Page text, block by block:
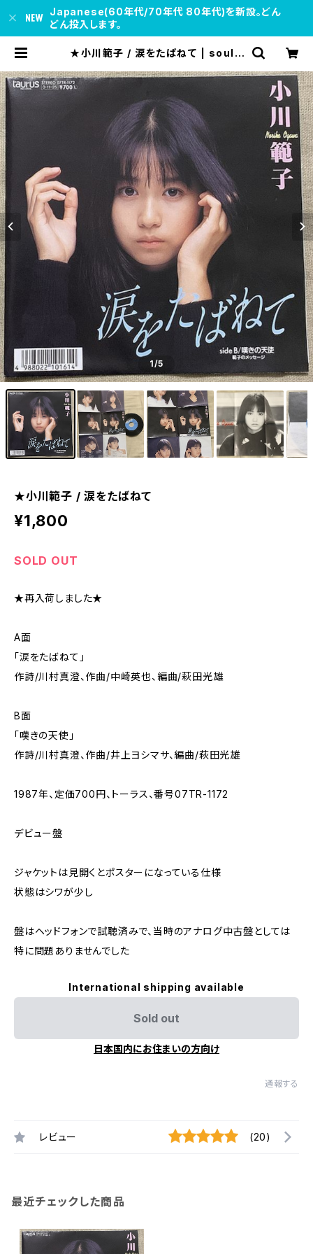
Japanese(60年代/70年代 80年代)を新設。どん
どん投入します。
★小川範子 / 涙をたばねて | soul r
1/5
★小川範子 / 涙をたばねて
¥1,800
SOLD OUT
★再入荷しました★
A面
「涙をたばねて」
作詩/川村真澄、作曲/中崎英也、編曲/萩田光雄
B面
「嘆きの天使」
作詩/川村真澄、作曲/井上ヨシマサ、編曲/萩田光雄
1987年、定価700円、トーラス、番号07TR-1172
デビュー盤
ジャケットは見開くとポスターになっている仕様
状態はシワが少し
盤はヘッドフォンで試聴済みで、当時のアナログ中古盤としては
特に問題ありませんでした
International shipping available
Sold out
日本国内にお住まいの方向け
通報する
レビュー (20)
最近チェックした商品